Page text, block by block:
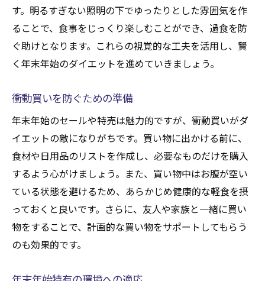
す。明るすぎない照明の下でゆったりとした雰囲気を作
ることで、食事をじっくり楽しむことができ、過食を防
ぐ助けとなります。これらの視覚的な工夫を活用し、賢
く年末年始のダイエットを進めていきましょう。
衝動買いを防ぐための準備
年末年始のセールや特売は魅力的ですが、衝動買いがダ
イエットの敵になりがちです。買い物に出かける前に、
食材や日用品のリストを作成し、必要なものだけを購入
するよう心がけましょう。また、買い物中はお腹が空い
ている状態を避けるため、あらかじめ健康的な軽食を摂
っておくと良いです。さらに、友人や家族と一緒に買い
物をすることで、計画的な買い物をサポートしてもらう
のも効果的です。